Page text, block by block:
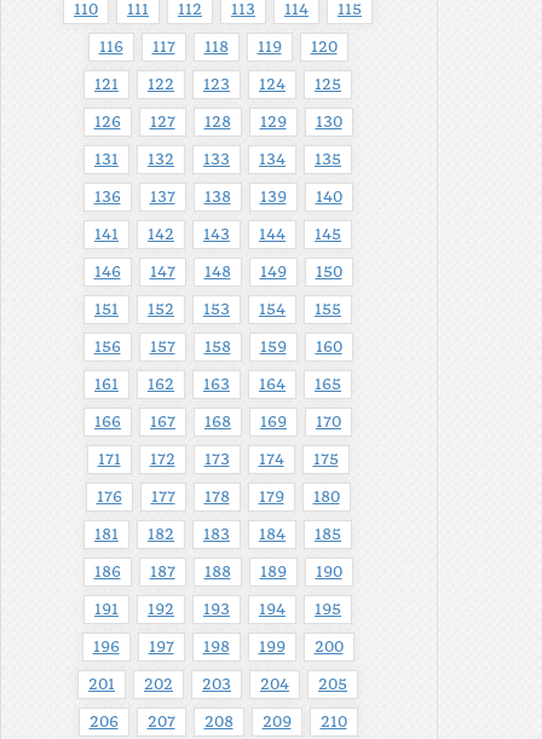
110 111 112 113 114 115
116 117 118 119 120
121 122 123 124 125
126 127 128 129 130
131 132 133 134 135
136 137 138 139 140
141 142 143 144 145
146 147 148 149 150
151 152 153 154 155
156 157 158 159 160
161 162 163 164 165
166 167 168 169 170
171 172 173 174 175
176 177 178 179 180
181 182 183 184 185
186 187 188 189 190
191 192 193 194 195
196 197 198 199 200
201 202 203 204 205
206 207 208 209 210